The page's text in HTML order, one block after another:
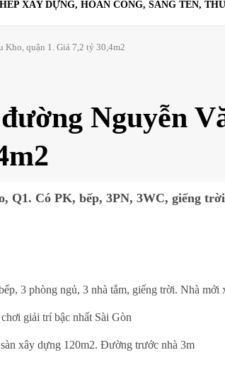
XÂY DỰNG, HOÀN CÔNG, SANG TÊN,
Kho, quận 1. Giá 7,2 tỷ 30,4m2
Nguyễn
Q1. Có PK, bếp, 3PN, 3WC, giếng
3 phòng ngủ, 3 nhà tắm, giếng trời. Nhà mới
giải trí bậc nhất Sài Gòn
xây dựng 120m2. Đường trước nhà 3m